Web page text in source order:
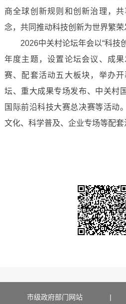
商全球创新规则和创新治理，
念，共同推动科技创新为世界繁荣
2026中关村论坛年会以“科技
年度主题，设置论坛会议、成
赛、配套活动五大板块，举办
坛、重大成果专场发布、中关村
国际前沿科技大赛总决赛等活动
文化、科学普及、企业专场等配套
市级政府部门网站 |